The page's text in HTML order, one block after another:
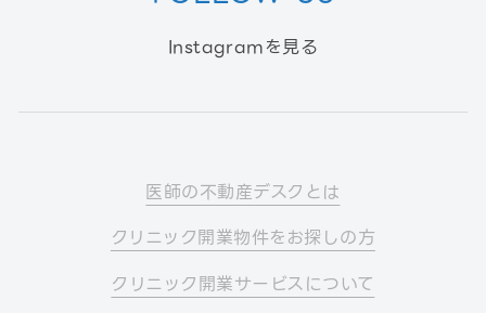
Instagramを見る
医師の不動産デスクとは
クリニック開業物件をお探しの方
クリニック開業サービスについて